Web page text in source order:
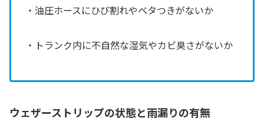
・油圧ホースにひび割れやベタつきがないか
・トランク内に不自然な湿気やカビ臭さがないか
ウェザーストリップの状態と雨漏りの有無